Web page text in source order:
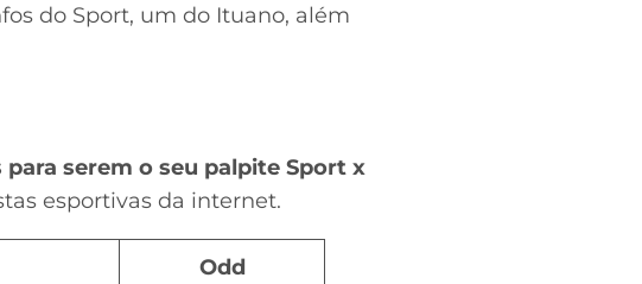
do Sport, um do Ituano, além
serem o seu palpite Sport x
esportivas da internet.
Odd